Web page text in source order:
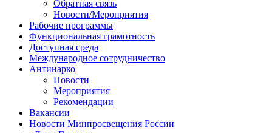
Обратная связь
Новости/Мероприятия
Рабочие программы
Функциональная грамотность
Доступная среда
Международное сотрудничество
Антинарко
Новости
Мероприятия
Рекомендации
Вакансии
Новости Минпросвещения России